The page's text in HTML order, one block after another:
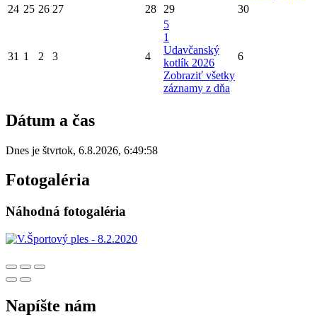
24 25 26 27 28 29 30
31 1 2 3 4
5
1
Udavčanský
kotlík 2026
Zobraziť všetky
záznamy z dňa
6
Dátum a čas
Dnes je štvrtok, 6.8.2026, 6:49:58
Fotogaléria
Náhodná fotogaléria
Napíšte nám